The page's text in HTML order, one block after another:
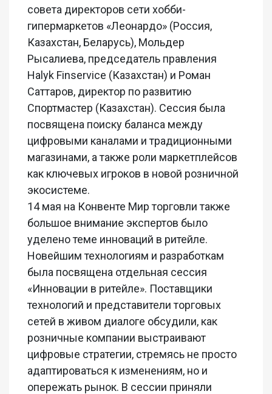
совета директоров сети хобби-
гипермаркетов «Леонардо» (Россия,
Казахстан, Беларусь), Мольдер
Рысалиева, председатель правления
Halyk Finservice (Казахстан) и Роман
Саттаров, директор по развитию
Спортмастер (Казахстан). Сессия была
посвящена поиску баланса между
цифровыми каналами и традиционными
магазинами, а также роли маркетплейсов
как ключевых игроков в новой розничной
экосистеме.
14 мая на Конвенте Мир торговли также
большое внимание экспертов было
уделено теме инноваций в ритейле.
Новейшим технологиям и разработкам
была посвящена отдельная сессия
«Инновации в ритейле». Поставщики
технологий и представители торговых
сетей в живом диалоге обсудили, как
розничные компании выстраивают
цифровые стратегии, стремясь не просто
адаптироваться к изменениям, но и
опережать рынок. В сессии приняли